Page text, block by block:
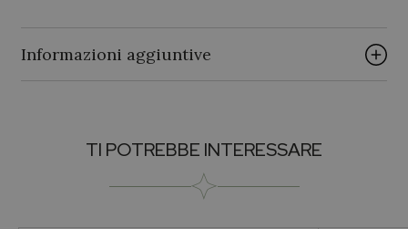
Informazioni aggiuntive
Per lei
TI POTREBBE INTERESSARE